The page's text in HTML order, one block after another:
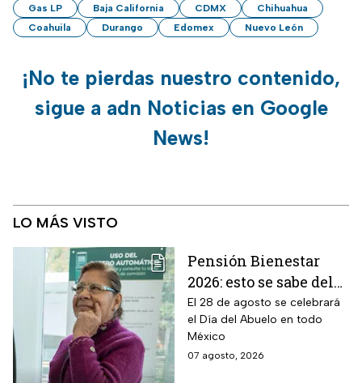
Gas LP Baja California CDMX
Chihuahua
Coahuila
Durango Edomex Nuevo León
¡No te pierdas nuestro contenido,
sigue a adn Noticias en Google
News!
LO MÁS VISTO
Pensión Bienestar
2026: esto se sabe del
pago por el Día del
Abuelo en agosto
El 28 de agosto se celebrará
el Día del Abuelo en todo
México
07 agosto, 2026